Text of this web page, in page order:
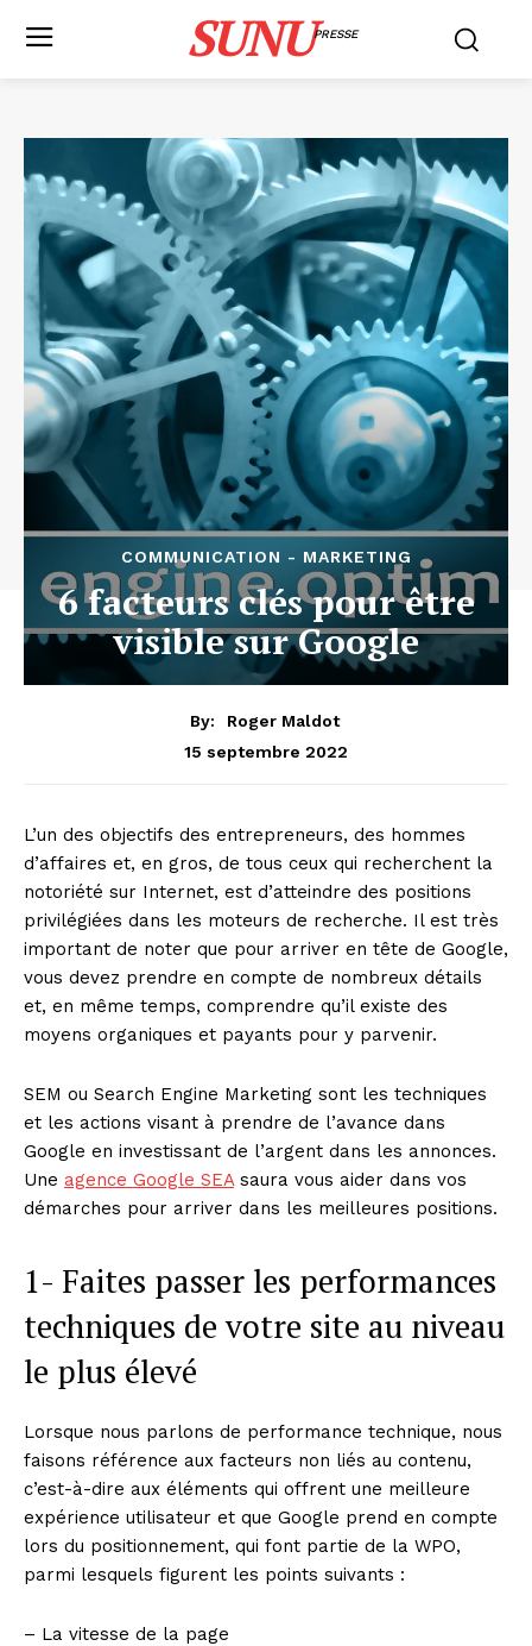
SUNUPRESSE
COMMUNICATION - MARKETING
6 facteurs clés pour être
visible sur Google
By:
Roger Maldot
15 septembre 2022
L’un des objectifs des entrepreneurs, des hommes
d’affaires et, en gros, de tous ceux qui recherchent la
notoriété sur Internet, est d’atteindre des positions
privilégiées dans les moteurs de recherche. Il est très
important de noter que pour arriver en tête de Google,
vous devez prendre en compte de nombreux détails
et, en même temps, comprendre qu’il existe des
moyens organiques et payants pour y parvenir.
SEM ou Search Engine Marketing sont les techniques
et les actions visant à prendre de l’avance dans
Google en investissant de l’argent dans les annonces.
Une agence Google SEAsaura vous aider dans vos
démarches pour arriver dans les meilleures positions.
1- Faites passer les performances
techniques de votre site au niveau
le plus élevé
Lorsque nous parlons de performance technique, nous
faisons référence aux facteurs non liés au contenu,
c’est-à-dire aux éléments qui offrent une meilleure
expérience utilisateur et que Google prend en compte
lors du positionnement, qui font partie de la WPO,
parmi lesquels figurent les points suivants :
– La vitesse de la page